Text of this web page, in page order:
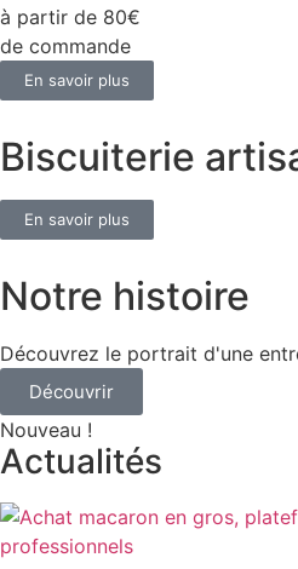
à partir de 80€
de commande
En savoir plus
Biscuiterie
En savoir plus
Notre histoire
Découvrez le portrait d'une
Découvrir
Nouveau !
Actualités